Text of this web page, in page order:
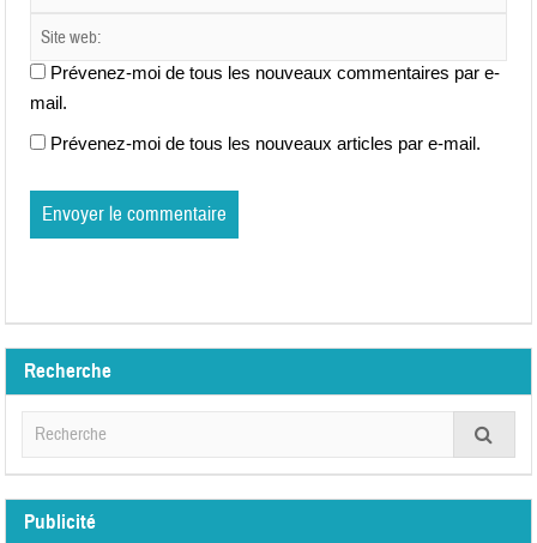
Prévenez-moi de tous les nouveaux commentaires par e-
mail.
Prévenez-moi de tous les nouveaux articles par e-mail.
Recherche
Publicité